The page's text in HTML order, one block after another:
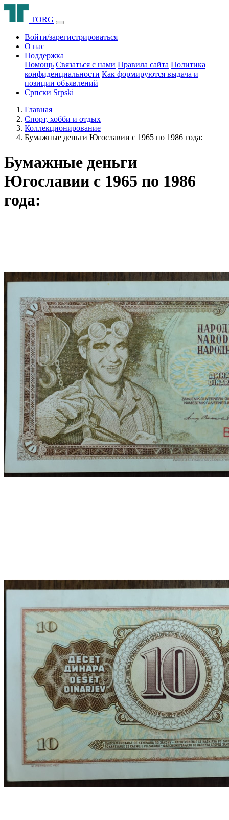
TORG
Войти/зарегистрироваться
О нас
Поддержка
Помощь Связаться с нами Правила сайта Политика
конфиденциальности Как формируются выдача и
позиции объявлений
Српски Srpski
Главная
Спорт, хобби и отдых
Коллекционирование
Бумажные деньги Югославии с 1965 по 1986 года:
Бумажные деньги
Югославии с 1965 по 1986
года: